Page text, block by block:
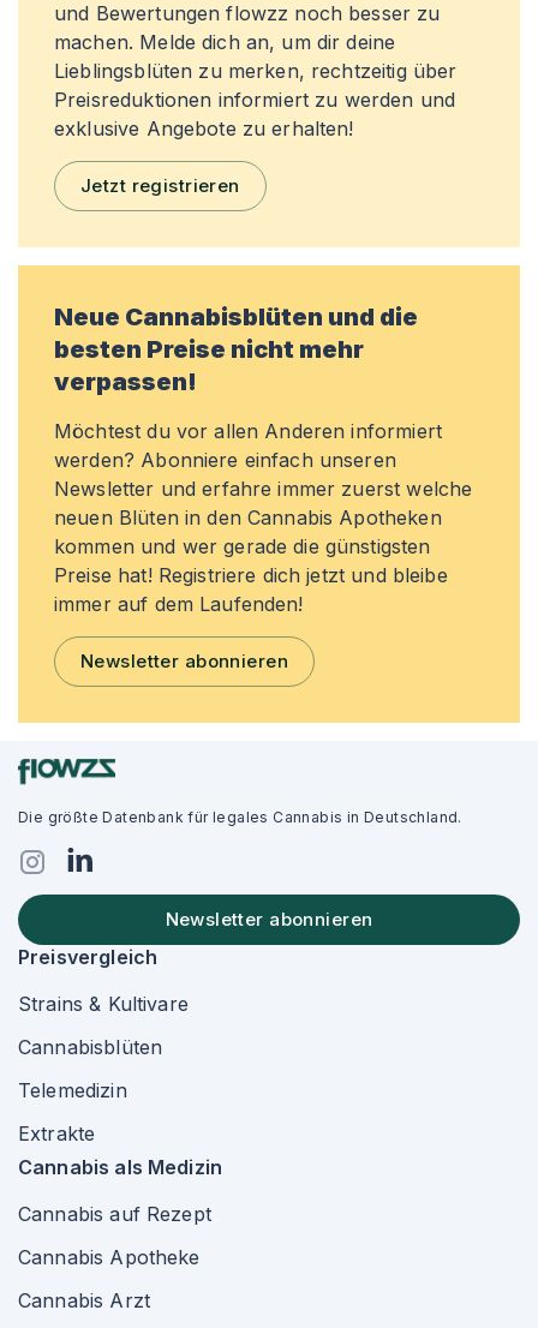
und Bewertungen flowzz noch besser zu
machen. Melde dich an, um dir deine
Lieblingsblüten zu merken, rechtzeitig über
Preisreduktionen informiert zu werden und
exklusive Angebote zu erhalten!
Jetzt registrieren
Neue Cannabisblüten und die
besten Preise nicht mehr
verpassen!
Möchtest du vor allen Anderen informiert
werden? Abonniere einfach unseren
Newsletter und erfahre immer zuerst welche
neuen Blüten in den Cannabis Apotheken
kommen und wer gerade die günstigsten
Preise hat! Registriere dich jetzt und bleibe
immer auf dem Laufenden!
Newsletter abonnieren
Die größte Datenbank für legales Cannabis in Deutschland.
Newsletter abonnieren
Preisvergleich
Strains & Kultivare
Cannabisblüten
Telemedizin
Extrakte
Cannabis als Medizin
Cannabis auf Rezept
Cannabis Apotheke
Cannabis Arzt